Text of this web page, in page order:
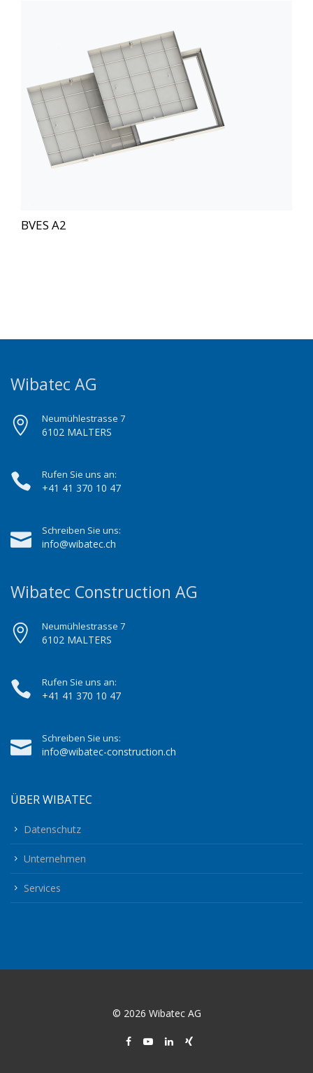
BVES A2
Wibatec AG
Neumühlestrasse 7
6102 MALTERS
Rufen Sie uns an:
+41 41 370 10 47
Schreiben Sie uns:
info@wibatec.ch
Wibatec Construction AG
Neumühlestrasse 7
6102 MALTERS
Rufen Sie uns an:
+41 41 370 10 47
Schreiben Sie uns:
info@wibatec-construction.ch
ÜBER WIBATEC
Datenschutz
Unternehmen
Services
© 2026 Wibatec AG